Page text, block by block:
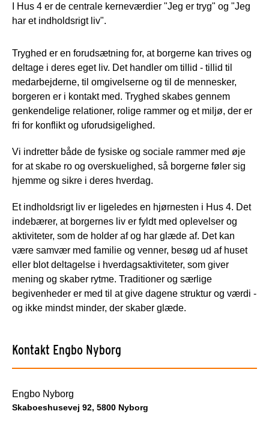
I Hus 4 er de centrale kerneværdier "Jeg er tryg" og "Jeg
har et indholdsrigt liv".
Tryghed er en forudsætning for, at borgerne kan trives og
deltage i deres eget liv. Det handler om tillid - tillid til
medarbejderne, til omgivelserne og til de mennesker,
borgeren er i kontakt med. Tryghed skabes gennem
genkendelige relationer, rolige rammer og et miljø, der er
fri for konflikt og uforudsigelighed.
Vi indretter både de fysiske og sociale rammer med øje
for at skabe ro og overskuelighed, så borgerne føler sig
hjemme og sikre i deres hverdag.
Et indholdsrigt liv er ligeledes en hjørnesten i Hus 4. Det
indebærer, at borgernes liv er fyldt med oplevelser og
aktiviteter, som de holder af og har glæde af. Det kan
være samvær med familie og venner, besøg ud af huset
eller blot deltagelse i hverdagsaktiviteter, som giver
mening og skaber rytme. Traditioner og særlige
begivenheder er med til at give dagene struktur og værdi -
og ikke mindst minder, der skaber glæde.
Kontakt Engbo Nyborg
Engbo Nyborg
Skaboeshusevej 92, 5800 Nyborg